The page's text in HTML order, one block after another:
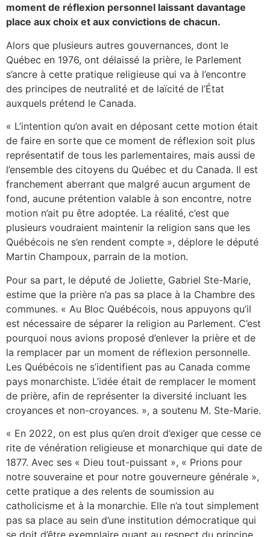
moment de réflexion personnel laissant davantage
place aux choix et aux convictions de chacun.
Alors que plusieurs autres gouvernances, dont le
Québec en 1976, ont délaissé la prière, le Parlement
s’ancre à cette pratique religieuse qui va à l’encontre
des principes de neutralité et de laïcité de l’État
auxquels prétend le Canada.
« L’intention qu’on avait en déposant cette motion était
de faire en sorte que ce moment de réflexion soit plus
représentatif de tous les parlementaires, mais aussi de
l’ensemble des citoyens du Québec et du Canada. Il est
franchement aberrant que malgré aucun argument de
fond, aucune prétention valable à son encontre, notre
motion n’ait pu être adoptée. La réalité, c’est que
plusieurs voudraient maintenir la religion sans que les
Québécois ne s’en rendent compte », déplore le député
Martin Champoux, parrain de la motion.
Pour sa part, le député de Joliette, Gabriel Ste-Marie,
estime que la prière n’a pas sa place à la Chambre des
communes. « Au Bloc Québécois, nous appuyons qu’il
est nécessaire de séparer la religion au Parlement. C’est
pourquoi nous avions proposé d’enlever la prière et de
la remplacer par un moment de réflexion personnelle.
Les Québécois ne s’identifient pas au Canada comme
pays monarchiste. L’idée était de remplacer le moment
de prière, afin de représenter la diversité incluant les
croyances et non-croyances. », a soutenu M. Ste-Marie.
« En 2022, on est plus qu’en droit d’exiger que cesse ce
rite de vénération religieuse et monarchique qui date de
1877. Avec ses « Dieu tout-puissant », « Prions pour
notre souveraine et pour notre gouverneure générale »,
cette pratique a des relents de soumission au
catholicisme et à la monarchie. Elle n’a tout simplement
pas sa place au sein d’une institution démocratique qui
se doit d’être exemplaire quant au respect du principe